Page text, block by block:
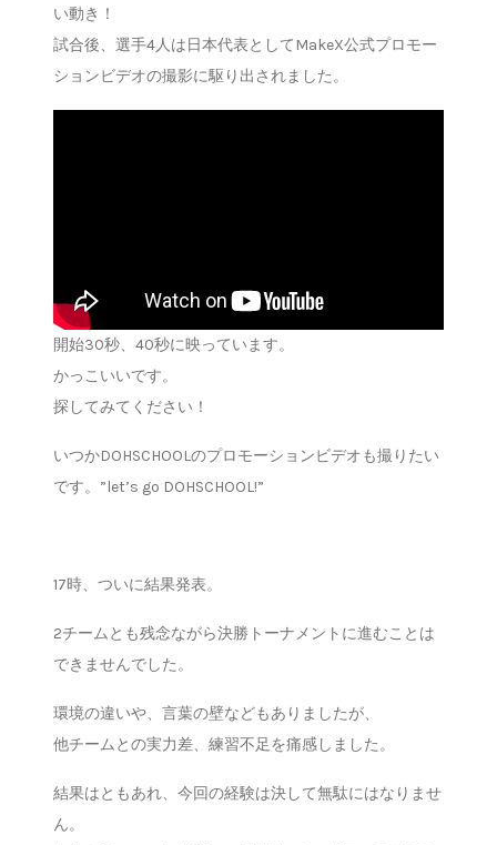
い動き！
試合後、選手4人は日本代表としてMakeX公式プロモー
ションビデオの撮影に駆り出されました。
開始30秒、40秒に映っています。
かっこいいです。
探してみてください！
いつかDOHSCHOOLのプロモーションビデオも撮りたい
です。”let’s go DOHSCHOOL!”
17時、ついに結果発表。
2チームとも残念ながら決勝トーナメントに進むことは
できませんでした。
環境の違いや、言葉の壁などもありましたが、
他チームとの実力差、練習不足を痛感しました。
結果はともあれ、今回の経験は決して無駄にはなりませ
ん。